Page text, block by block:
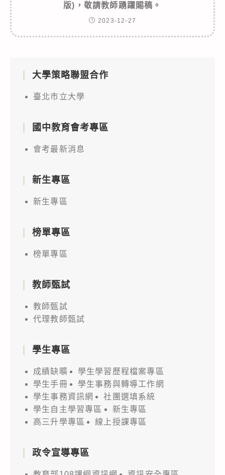
版)，敬請教師踴躍賜稿。
2023-12-27
大學策略聯盟合作
臺北市立大學
國中教育會考專區
會考最新消息
新生專區
新生專區
榜單專區
榜單專區
教師甄試
教師甄試
代理教師甄試
學生專區
成績缺曠
學生學習歷程檔案專區
學生手冊
學生事務與轉導工作網
學生事務資訊網
社團選填系統
學生自主學習專區
新生專區
高三升學專區
線上授課專區
政令宣導專區